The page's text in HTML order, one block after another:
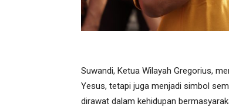
Suwandi, Ketua Wilayah Gregorius,
Yesus, tetapi juga menjadi simbol
dirawat dalam kehidupan